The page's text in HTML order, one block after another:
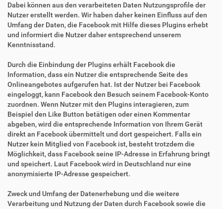
Dabei können aus den verarbeiteten Daten Nutzungsprofile der
Nutzer erstellt werden. Wir haben daher keinen Einfluss auf den
Umfang der Daten, die Facebook mit Hilfe dieses Plugins erhebt
und informiert die Nutzer daher entsprechend unserem
Kenntnisstand.
Durch die Einbindung der Plugins erhält Facebook die
Information, dass ein Nutzer die entsprechende Seite des
Onlineangebotes aufgerufen hat. Ist der Nutzer bei Facebook
eingeloggt, kann Facebook den Besuch seinem Facebook-Konto
zuordnen. Wenn Nutzer mit den Plugins interagieren, zum
Beispiel den Like Button betätigen oder einen Kommentar
abgeben, wird die entsprechende Information von Ihrem Gerät
direkt an Facebook übermittelt und dort gespeichert. Falls ein
Nutzer kein Mitglied von Facebook ist, besteht trotzdem die
Möglichkeit, dass Facebook seine IP-Adresse in Erfahrung bringt
und speichert. Laut Facebook wird in Deutschland nur eine
anonymisierte IP-Adresse gespeichert.
Zweck und Umfang der Datenerhebung und die weitere
Verarbeitung und Nutzung der Daten durch Facebook sowie die